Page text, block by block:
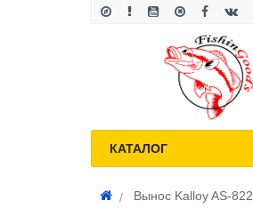
КАТАЛОГ
Вынос Kalloy AS-822